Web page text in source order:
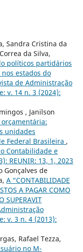
Sandra Cristina da
da Silva,
políticos partidários
estados do
de Administração
v. 14 n. 3 (2024):
, Janilson
orçamentária:
unidades
Federal Brasileira ,
Contabilidade e
REUNIR: 13, 1, 2023
Gonçalves de
A “CONTABILIDADE
A PAGAR COMO
SUPERAVIT
v. 3 n. 4 (2013):
Rafael Tezza,
no M-